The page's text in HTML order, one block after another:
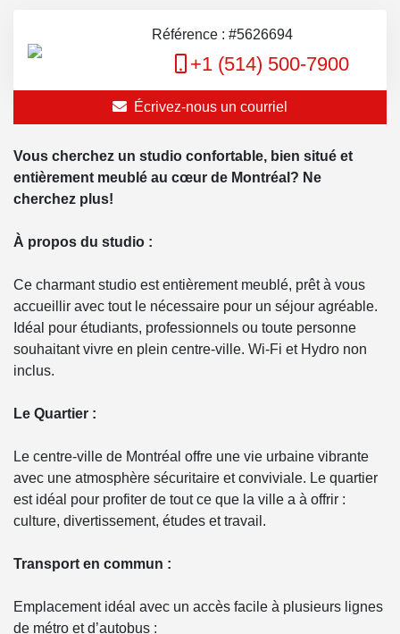
Référence : #5626694
+1 (514) 500-7900
Écrivez-nous un courriel
Vous cherchez un studio confortable, bien situé et
entièrement meublé au cœur de Montréal? Ne
cherchez plus!
À propos du studio :
Ce charmant studio est entièrement meublé, prêt à vous
accueillir avec tout le nécessaire pour un séjour agréable.
Idéal pour étudiants, professionnels ou toute personne
souhaitant vivre en plein centre-ville. Wi-Fi et Hydro non
inclus.
Le Quartier :
Le centre-ville de Montréal offre une vie urbaine vibrante
avec une atmosphère sécuritaire et conviviale. Le quartier
est idéal pour profiter de tout ce que la ville a à offrir :
culture, divertissement, études et travail.
Transport en commun :
Emplacement idéal avec un accès facile à plusieurs lignes
de métro et d’autobus :